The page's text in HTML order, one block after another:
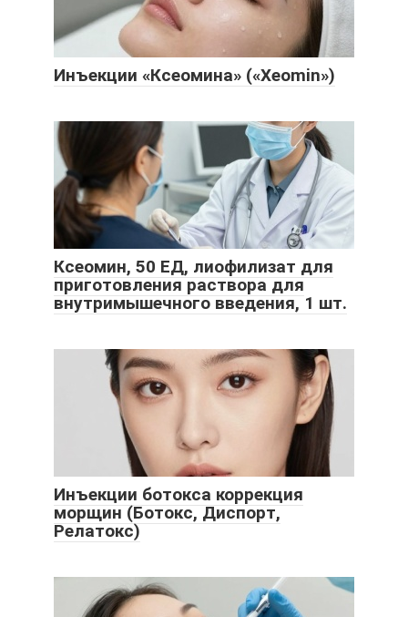
Инъекции «Ксеомина» («Xeomin»)
Ксеомин, 50 ЕД, лиофилизат для
приготовления раствора для
внутримышечного введения, 1 шт.
Инъекции ботокса коррекция
морщин (Ботокс, Диспорт,
Релатокс)